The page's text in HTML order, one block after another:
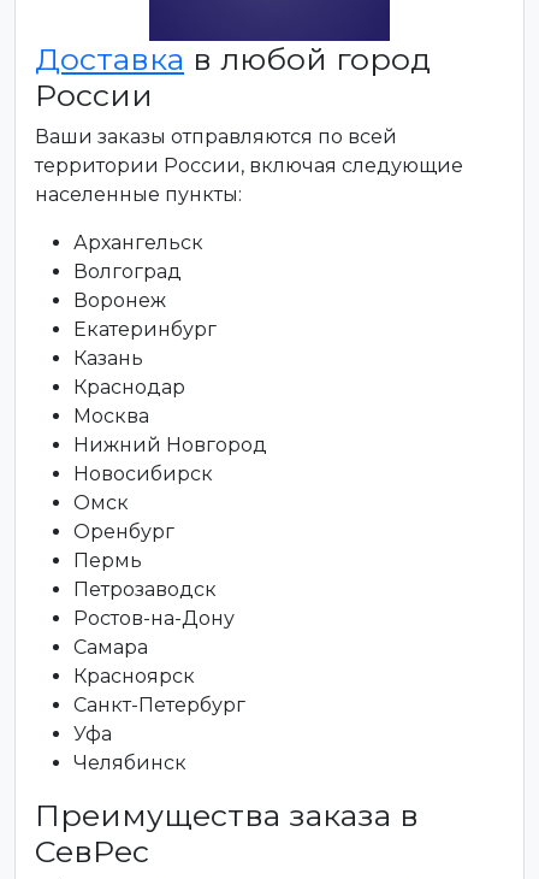
Доставка в любой город
России
Ваши заказы отправляются по всей
территории России, включая следующие
населенные пункты:
Архангельск
Волгоград
Воронеж
Екатеринбург
Казань
Краснодар
Москва
Нижний Новгород
Новосибирск
Омск
Оренбург
Пермь
Петрозаводск
Ростов-на-Дону
Самара
Красноярск
Санкт-Петербург
Уфа
Челябинск
Преимущества заказа в
СевРес